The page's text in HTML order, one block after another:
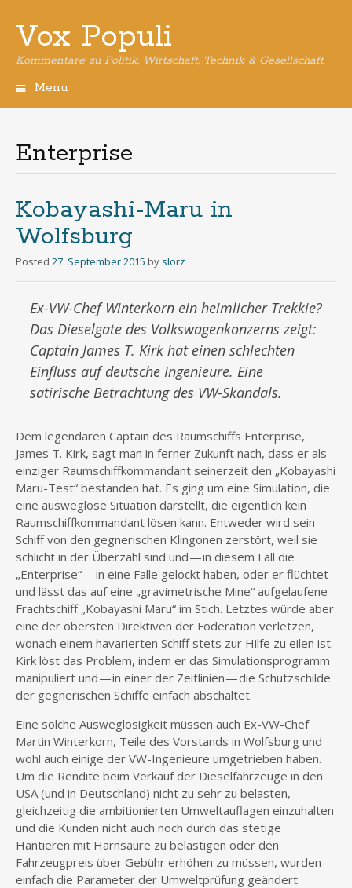
Vox Populi
Kommentare zu Politik, Wirtschaft, Technik & Gesellschaft
Menu
Enterprise
Kobayashi-Maru in
Wolfsburg
Posted 27. September 2015 by slorz
Ex-VW-Chef Winterkorn ein heimlicher Trekkie?
Das Dieselgate des Volkswagenkonzerns zeigt:
Captain James T. Kirk hat einen schlechten
Einfluss auf deutsche Ingenieure. Eine
satirische Betrachtung des VW-Skandals.
Dem legendären Captain des Raumschiffs Enterprise,
James T. Kirk, sagt man in ferner Zukunft nach, dass er als
einziger Raumschiffkommandant seinerzeit den „Kobayashi
Maru-Test“ bestanden hat. Es ging um eine Simulation, die
eine ausweglose Situation darstellt, die eigentlich kein
Raumschiffkommandant lösen kann. Entweder wird sein
Schiff von den gegnerischen Klingonen zerstört, weil sie
schlicht in der Überzahl sind und — in diesem Fall die
„Enterprise“ — in eine Falle gelockt haben, oder er flüchtet
und lässt das auf eine „gravimetrische Mine“ aufgelaufene
Frachtschiff „Kobayashi Maru“ im Stich. Letztes würde aber
eine der obersten Direktiven der Föderation verletzen,
wonach einem havarierten Schiff stets zur Hilfe zu eilen ist.
Kirk löst das Problem, indem er das Simulationsprogramm
manipuliert und — in einer der Zeitlinien — die Schutzschilde
der gegnerischen Schiffe einfach abschaltet.
Eine solche Ausweglosigkeit müssen auch Ex-VW-Chef
Martin Winterkorn, Teile des Vorstands in Wolfsburg und
wohl auch einige der VW-Ingenieure umgetrieben haben.
Um die Rendite beim Verkauf der Dieselfahrzeuge in den
USA (und in Deutschland) nicht zu sehr zu belasten,
gleichzeitig die ambitionierten Umweltauflagen einzuhalten
und die Kunden nicht auch noch durch das stetige
Hantieren mit Harnsäure zu belästigen oder den
Fahrzeugpreis über Gebühr erhöhen zu müssen, wurden
einfach die Parameter der Umweltprüfung geändert: